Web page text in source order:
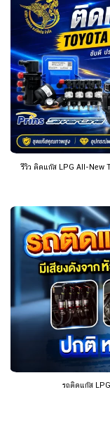
รีวิว ติดแก๊ส LPG All-New
รถติดแก๊ส